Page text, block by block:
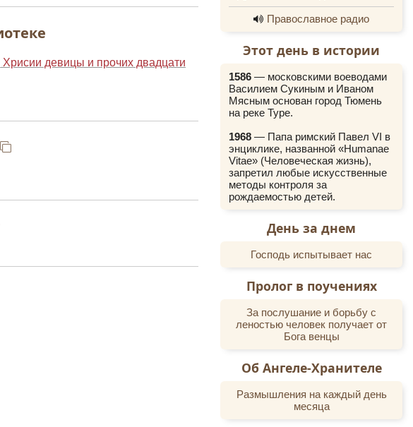
в суд и обличил мучителя в
и бросили в море.
Церкви.
девицы и прочих двадцати
Православное радио
Этот день в истории
1586 — московскими воеводами
Василием Сукиным и Иваном
Мясным основан город Тюмень
на реке Туре.
1968 — Папа римский Павел VI в
энциклике, названной «Humanae
Vitae» (Человеческая жизнь),
запретил любые искусственные
методы контроля за
рождаемостью детей.
День за днем
Господь испытывает нас
Пролог в поучениях
За послушание и борьбу с
леностью человек получает от
Бога венцы
Об Ангеле-Хранителе
Размышления на каждый день
месяца